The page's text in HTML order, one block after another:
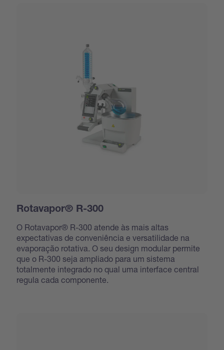
Rotavapor® R-300
O Rotavapor® R-300 atende às mais altas
expectativas de conveniência e versatilidade na
evaporação rotativa. O seu design modular permite
que o R-300 seja ampliado para um sistema
totalmente integrado no qual uma interface central
regula cada componente.